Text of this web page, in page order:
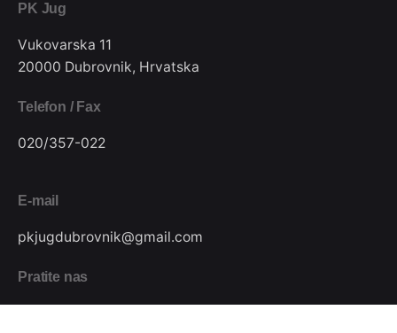
PK Jug
Vukovarska 11
20000 Dubrovnik, Hrvatska
Telefon / Fax
020/357-022
E-mail
pkjugdubrovnik@gmail.com
Pratite nas